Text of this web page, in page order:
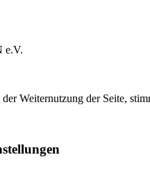
e.V.
Weiternutzung der Seite,